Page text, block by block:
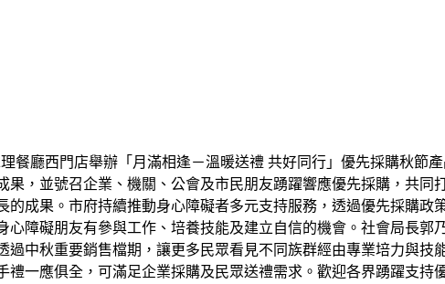
餐廳西門店舉辦「月滿相逢－溫暖送禮 共好同行」優先採購秋節
，並號召企業、機關、公會及市民朋友踴躍響應優先採購，共同
成果。市府持續推動身心障礙者多元支持服務，透過優先採購政
障礙朋友有參與工作、培養技能及建立自信的機會。社會局長郭
中秋重要銷售檔期，讓更多民眾看見不同族群經由專業培力與技
一應俱全，可滿足企業採購及民眾送禮需求。歡迎各界踴躍支持